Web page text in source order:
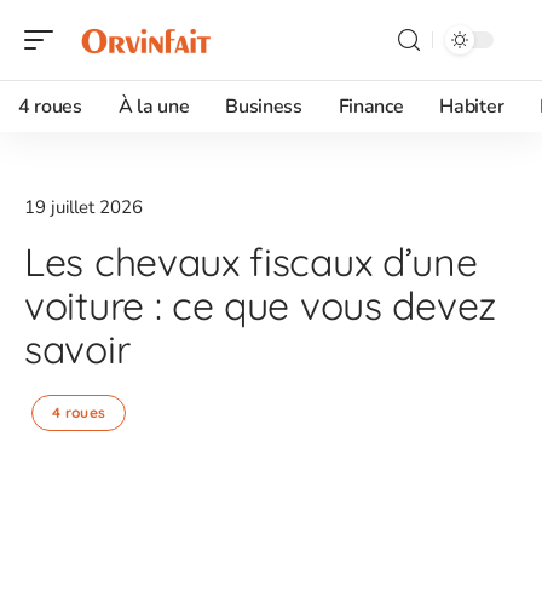
4 roues À la une Business Finance Habiter
19 juillet 2026
Les chevaux fiscaux d’une
voiture : ce que vous devez
savoir
4 roues